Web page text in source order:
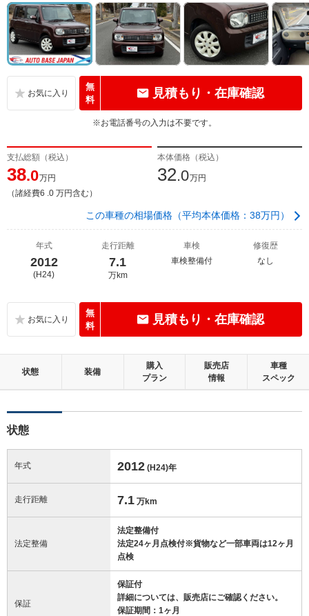
無
料
見積もり・在庫確認
※お電話番号の入力は不要です。
支払総額（税込）
38.0万円
（諸経費6 .0 万円含む）
本体価格（税込）
32.0万円
この車種の相場価格（平均本体価格：38万円）
年式
2012
(H24)
走行距離
7.1
万km
車検
車検整備付
修復歴
なし
無
料
見積もり・在庫確認
状態 装備
購入
プラン
販売店
情報
車種
スペック
状態
年式 2012 (H24)年
走行距離 7.1 万km
法定整備
法定整備付
法定24ヶ月点検付※貨物など一部車両は12ヶ月
点検
保証
保証付
詳細については、販売店にご確認ください。
保証期間：1ヶ月